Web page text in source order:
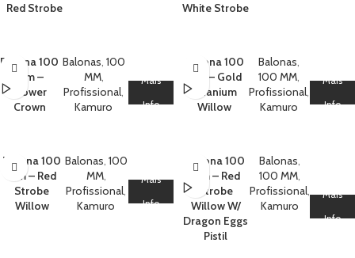
Red Strobe
White Strobe
Balona 100
mm –
Flower
Crown
Balonas, 100
MM,
Profissional,
Kamuro
Mais
Info
Balona 100
mm – Gold
Titanium
Willow
Balonas,
100 MM,
Profissional,
Kamuro
Mais
Info
Balona 100
mm – Red
Strobe
Willow
Balonas, 100
MM,
Profissional,
Kamuro
Mais
Info
Balona 100
mm – Red
Strobe
Willow W/
Dragon Eggs
Pistil
Balonas,
100 MM,
Profissional,
Kamuro
Mais
Info